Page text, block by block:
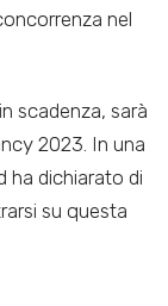
nel
scadenza, sarà
2023. In una
ha dichiarato di
su questa